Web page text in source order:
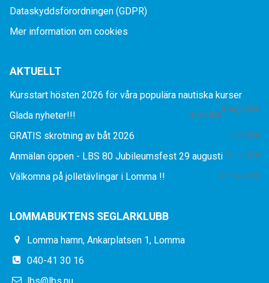
Dataskyddsförordningen (GDPR)
Mer information om cookies
AKTUELLT
Kursstart hösten 2026 för våra populära nautiska kurser
2 aug 2026
Glada nyheter!!! 4 jul 2026
GRATIS skrotning av båt 2026 1 jul 2026
Anmälan öppen - LBS 80 Jubileumsfest 29 augusti 9 jun 2026
Välkomna på jolletävlingar i Lomma !! 13 maj 2026
LOMMABUKTENS SEGLARKLUBB
Lomma hamn, Ankarplatsen 1, Lomma
040-41 30 16